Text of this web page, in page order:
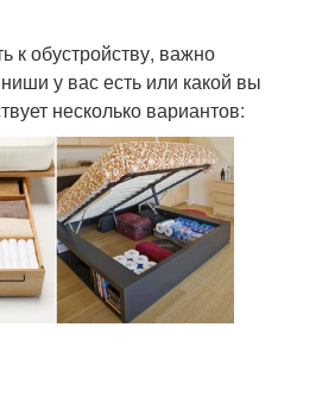
к обустройству, важно
у вас есть или какой вы
несколько вариантов: